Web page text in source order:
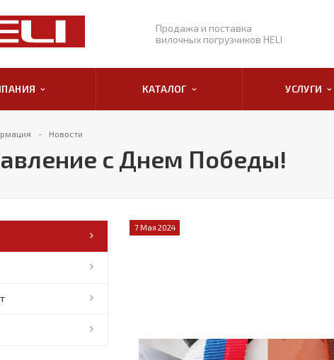
Продажа и поставка
вилочных погрузчиков HELI
КАТАЛОГ УСЛУГИ
Новости
с Днем Победы!
7 Мая 2024